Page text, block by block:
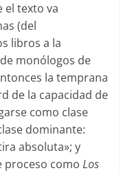
el texto va
(del
libros a la
monólogos de
la temprana
de la capacidad de
como clase
dominante:
absoluta»; y
proceso comoLos